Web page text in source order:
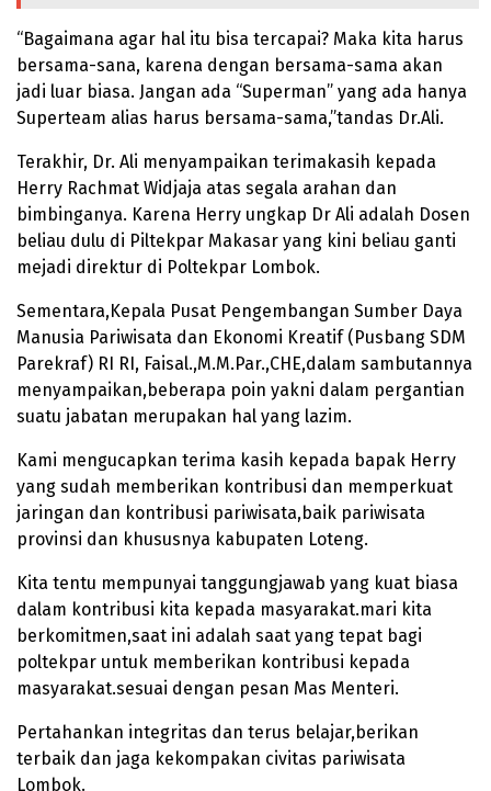
“Bagaimana agar hal itu bisa tercapai? Maka kita harus
bersama-sana, karena dengan bersama-sama akan
jadi luar biasa. Jangan ada “Superman” yang ada hanya
Superteam alias harus bersama-sama,”tandas Dr.Ali.
Terakhir, Dr. Ali menyampaikan terimakasih kepada
Herry Rachmat Widjaja atas segala arahan dan
bimbinganya. Karena Herry ungkap Dr Ali adalah Dosen
beliau dulu di Piltekpar Makasar yang kini beliau ganti
mejadi direktur di Poltekpar Lombok.
Sementara,Kepala Pusat Pengembangan Sumber Daya
Manusia Pariwisata dan Ekonomi Kreatif (Pusbang SDM
Parekraf) RI RI, Faisal.,M.M.Par.,CHE,dalam sambutannya
menyampaikan,beberapa poin yakni dalam pergantian
suatu jabatan merupakan hal yang lazim.
Kami mengucapkan terima kasih kepada bapak Herry
yang sudah memberikan kontribusi dan memperkuat
jaringan dan kontribusi pariwisata,baik pariwisata
provinsi dan khususnya kabupaten Loteng.
Kita tentu mempunyai tanggungjawab yang kuat biasa
dalam kontribusi kita kepada masyarakat.mari kita
berkomitmen,saat ini adalah saat yang tepat bagi
poltekpar untuk memberikan kontribusi kepada
masyarakat.sesuai dengan pesan Mas Menteri.
Pertahankan integritas dan terus belajar,berikan
terbaik dan jaga kekompakan civitas pariwisata
Lombok.